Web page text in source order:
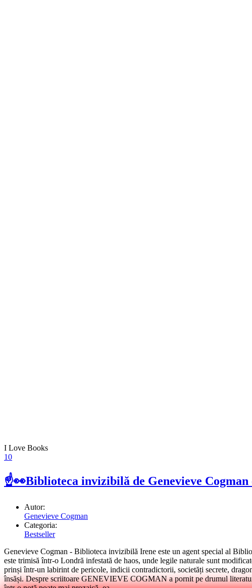
I Love Books
10
☝👀Biblioteca invizibilă de Genevieve
Autor:
Genevieve Cogman
Categoria:
Bestseller
Genevieve Cogman - Biblioteca invizibilă Irene este un agent special al
este trimisă într-o Londră infestată de haos, unde legile naturale sunt
prinși într-un labirint de pericole, indicii contradictorii, societăți secrete,
însăși. Despre scriitoare GENEVIEVE COGMAN a pornit pe drumul